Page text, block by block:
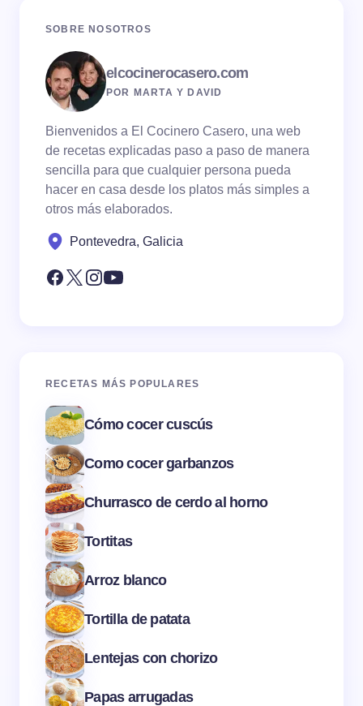
SOBRE NOSOTROS
elcocinerocasero.com
POR MARTA Y DAVID
Bienvenidos a El Cocinero Casero, una web
de recetas explicadas paso a paso de manera
sencilla para que cualquier persona pueda
hacer en casa desde los platos más simples a
otros más elaborados.
Pontevedra, Galicia
RECETAS MÁS POPULARES
Cómo cocer cuscús
Como cocer garbanzos
Churrasco de cerdo al horno
Tortitas
Arroz blanco
Tortilla de patata
Lentejas con chorizo
Papas arrugadas